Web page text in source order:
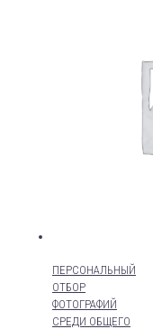
ПЕРСОНАЛЬНЫЙ
ОТБОР
ФОТОГРАФИЙ
СРЕДИ ОБЩЕГО